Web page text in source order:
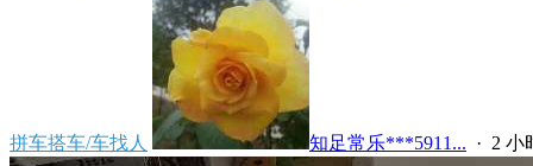
拼车搭车/车找人 知足常乐***5911... · 2 小